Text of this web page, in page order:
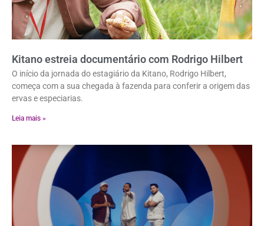
Kitano estreia documentário com Rodrigo Hilbert
O início da jornada do estagiário da Kitano, Rodrigo Hilbert,
começa com a sua chegada à fazenda para conferir a origem das
ervas e especiarias.
Leia mais »